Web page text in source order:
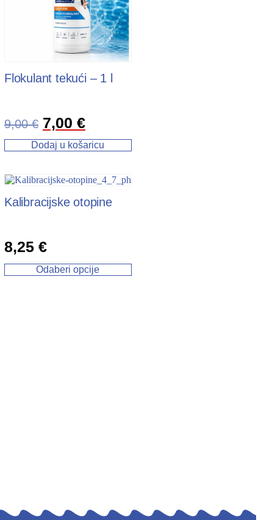
Flokulant tekući – 1 l
9,00€ 7,00 €
Dodaj u košaricu
Kalibracijske otopine
8,25 €
Odaberi opcije